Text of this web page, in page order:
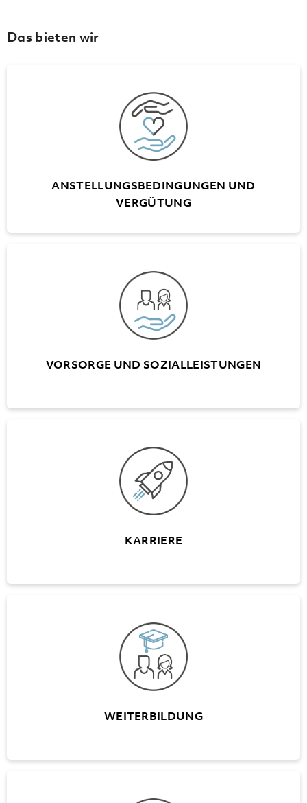
Das bieten wir
ANSTELLUNGSBEDINGUNGEN UND
VERGÜTUNG
Flexible Arbeitszeiten
25 Ferientage, ab 55 Jahren 30 Tage
Unbezahlter Urlaub bis zu 6 Monate
Treueprämien für Dienstjubiläen im
Fünfjahresrythmus (nach 10 DJ)
VORSORGE UND SOZIALLEISTUNGEN
Eigene Personalvorsorgestiftung
(ausgeschlossen A+W Luzern)
Vollumfängliche Prämienübernahme für die
BU/NBU-Versicherung durch AG
KARRIERE
Schweizweite Karrieremöglichkeiten
Mitarbeiter- und Entwicklungsgespräche
WEITERBILDUNG
Internes Weiterbildungs-Programm (A+W
Finanzierungsmodelle für externe